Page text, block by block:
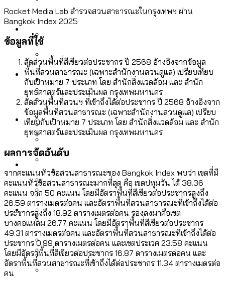
เมื่อแยกท่องเที่ยวออกจากกีฬา กระทรวง
ใหม่จะมีงบฯ ประมาณเท่าไร
สมุดจดการบ้าน ส.ก. 2569 : แต่ละเขตมี
ปัญหาอะไรที่ ส.ก. ต้องทำการบ้าน
Vote62 ขอบคุณประชาชนที่ร่วม
สังเกตการณ์การเลือกตั้งชวนคุยกันถึงบท
เรียนที่เราได้รับจากเลือกตั้ง กรุงเทพฯ –
พัทยา
กทม. มีอำนาจแค่ไหน ในการแก้ปัญหาให้คน
ที่อาศัยอยู่ในกรุงเทพฯ
ลัดวงจรมากที่สุด
สวนสาธารณะและพื้นที่สีเขียวใน กทม. เพิ่ม
ขึ้นและเข้าถึงได้มากน้อยแค่ไหน
ขยะมูลฝอย 2568 [ข้อมูลดิบ]
ขยะของคน กทม. ที่ยังถูกนำไปทิ้งที่
ฉะเชิงเทรา นครปฐม และล่าสุดที่กาญจนบุรี
งบระบายน้ำ-ป้องกันน้ำท่วม 4 ปี (2566-
2569) ของ กทม. ในยุคชัชชาติ ลงเขตไหน
ทำอะไรบ้าง
โลกใบเดียว สิทธิไม่เท่ากัน: กฎหมายการ
ประเทศไหนทำได้บ้าง?
สำรวจ Hate Speech ที่ถูกผลิตซ้ำผ่าน
วิดีโอ AI ในช่วงความขัดแย้งไทย-กัมพูชา
[ข้อมูลดิบ]
ความเกลียดชังที่ขายได้ : สำรวจ Hate
Speech ที่ถูกผลิตซ้ำผ่านวิดีโอ AI ในช่วง
ความขัดแย้งไทย-กัมพูชา
กรุงเทพฯ เมืองคอนเสิร์ต : สำรวจ
Economy
เมกะโปรเจ็กต์ของ กทม. ในช่วงที่มีการใช้
งบคาบเกี่ยวในยุคชัชชาติ มีอะไร ใช้งบแค่
ไหน
ค่าฝุ่นในกรุงเทพฯ 2025 เทียบกับจำนวน
สำรวจเศรษฐกิจในกรุงเทพฯ ผ่าน
Bangkok Index 2025
Future
สังคมผู้สูงอายุไทย [ข้อมูลดิบ]
สังคมสูงวัยระดับสุดยอด และ 64 จังหวัดที่
ตายมากกว่าเกิด
กรุงเทพฯ เมืองสังคมผู้สูงอายุ [ข้อมูลดิบ]
Database
สังคมผู้สูงอายุไทย [ข้อมูลดิบ]
สำรวจเหตุไฟไหม้ในกรุงเทพฯ 2568
[ข้อมูลดิบ]
Project
Bangkok Index
Bangkok Index 2022
DEMO Thailand
About Us
Rocket Media Lab สำรวจสวนสาธารณะในกรุงเทพฯ ผ่าน
Bangkok Index 2025
ข้อมูลที่ใช้
สัดส่วนพื้นที่สีเขียวต่อประชากร ปี 2568 อ้างอิงจากข้อมูล
พื้นที่สวนสาธารณะ (เฉพาะสำนักงานสวนดูแล) เปรียบเทียบ
กับเป้าหมาย 7 ประเภท โดย สำนักสิ่งแวดล้อม และ สำนัก
ยุทธศาสตร์และประเมินผล กรุงเทพมหานคร
สัดส่วนพื้นที่สวนฯ ที่เข้าถึงได้ต่อประชากร ปี 2568 อ้างอิงจาก
ข้อมูลพื้นที่สวนสาธารณะ (เฉพาะสำนักงานสวนดูแล) เปรียบ
เทียบกับเป้าหมาย 7 ประเภท โดย สำนักสิ่งแวดล้อม และ สำนัก
ยุทธศาสตร์และประเมินผล กรุงเทพมหานคร
ผลการจัดอันดับ
จากคะแนนหัวข้อสวนสาธารณะของ Bangkok Index พบว่า เขตที่มี
คะแนนหัวข้อสวนสาธารณะมากที่สุด คือ เขตปทุมวัน ได้ 38.36
คะแนน จาก 50 คะแนน โดยมีอัตราพื้นที่สีเขียวต่อประชากรสูงถึง
26.59 ตารางเมตรต่อคน และอัตราพื้นที่สวนสาธารณะที่เข้าถึงได้ต่อ
ประชากรสูงถึง 18.92 ตารางเมตรต่อคน รองลงมาคือเขต
บางคอแหลม 26.77 คะแนน โดยมีอัตราพื้นที่สีเขียวต่อประชากร
49.31 ตารางเมตรต่อคน และอัตราพื้นที่สวนสาธารณะที่เข้าถึงได้ต่อ
ประชากร 0.99 ตารางเมตรต่อคน และเขตประเวศ 23.58 คะแนน
โดยมีอัตราพื้นที่สีเขียวต่อประชากร 16.87 ตารางเมตรต่อคน และ
อัตราพื้นที่สวนสาธารณะที่เข้าถึงได้ต่อประชากร 11.34 ตารางเมตรต่อ
คน